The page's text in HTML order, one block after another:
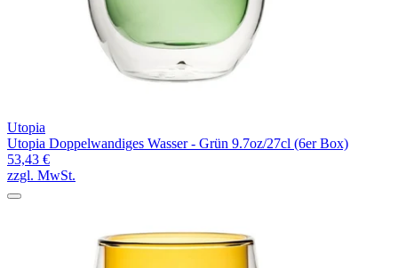
Utopia
Utopia Doppelwandiges Wasser - Grün 9.7oz/27cl (6er Box)
53,43 €
zzgl. MwSt.